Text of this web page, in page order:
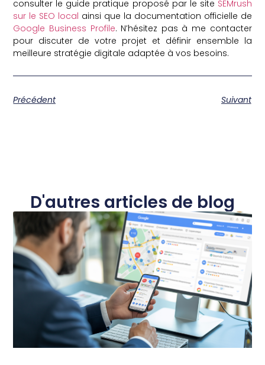
consulter le guide pratique proposé par le site SEMrush
sur le SEO local ainsi que la documentation officielle de
Google Business Profile. N’hésitez pas à me contacter
pour discuter de votre projet et définir ensemble la
meilleure stratégie digitale adaptée à vos besoins.
Précédent Suivant
D'autres articles de blog